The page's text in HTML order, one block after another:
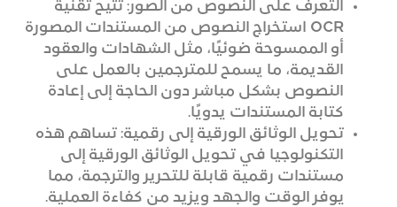
التعرف على النصوص من الصور: تتيح تقنية
OCR استخراج النصوص من المستندات المصورة
أو الممسوحة ضوئيًا، مثل الشهادات والعقود
القديمة، ما يسمح للمترجمين بالعمل على
النصوص بشكل مباشر دون الحاجة إلى إعادة
كتابة المستندات يدويًا.
تحويل الوثائق الورقية إلى رقمية: تساهم هذه
التكنولوجيا في تحويل الوثائق الورقية إلى
مستندات رقمية قابلة للتحرير والترجمة، مما
يوفر الوقت والجهد ويزيد من كفاءة العملية.